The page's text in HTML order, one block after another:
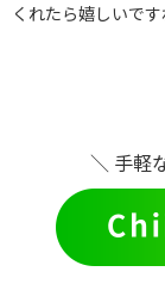
くれたら嬉しいです
＼ 手軽